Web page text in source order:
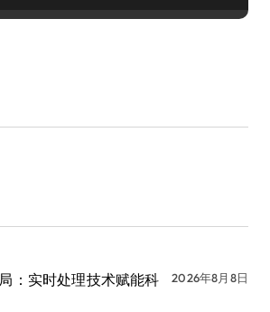
：实时处理技术赋能科
2026年8月8日